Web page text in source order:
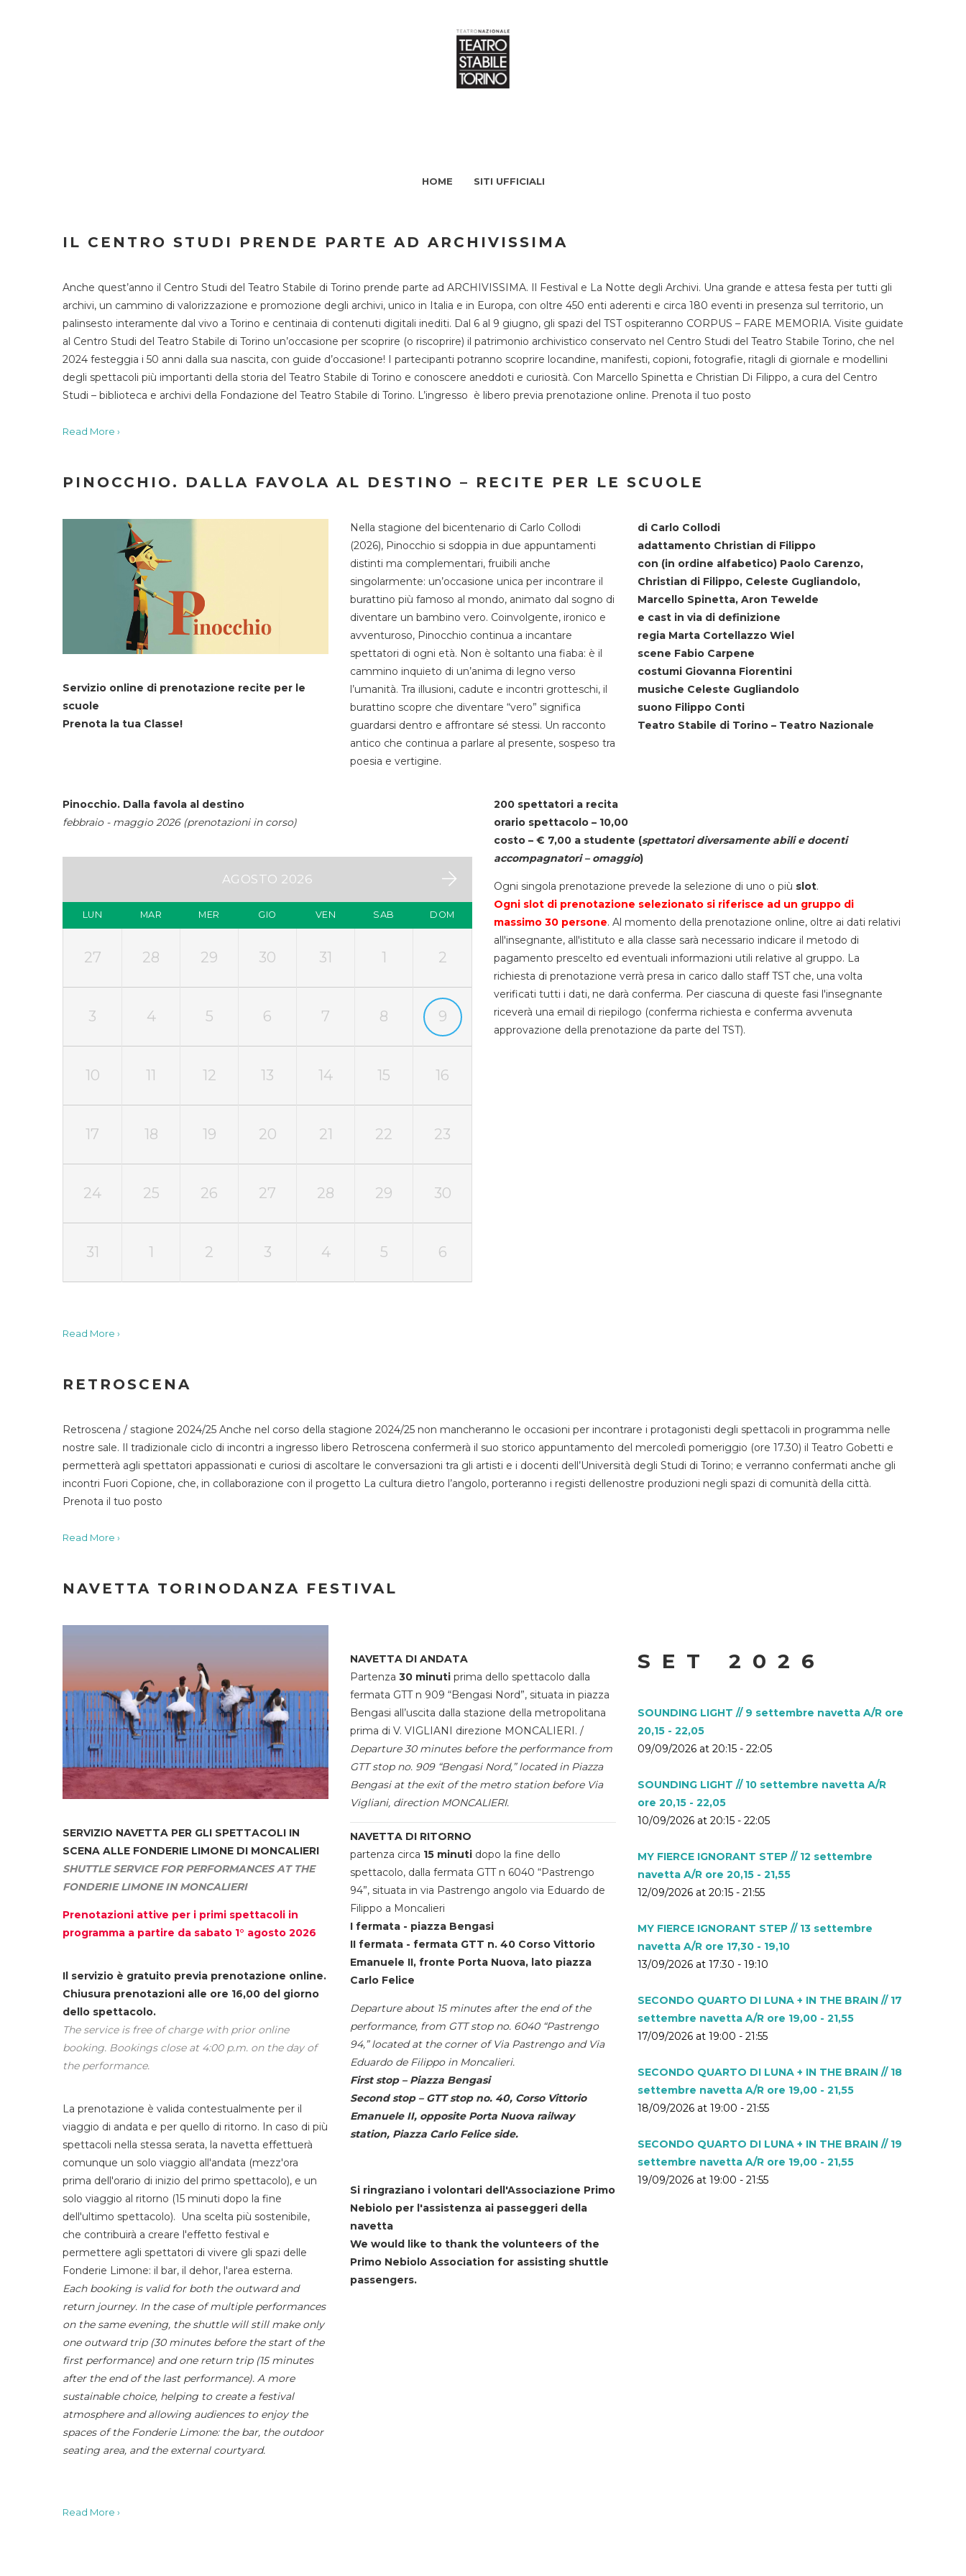
HOME SITI UFFICIALI
IL CENTRO STUDI PRENDE PARTE AD ARCHIVISSIMA
Anche quest’anno il Centro Studi del Teatro Stabile di Torino prende parte ad ARCHIVISSIMA. Il Festival e La Notte degli Archivi. Una grande e attesa festa per tutti gli
archivi, un cammino di valorizzazione e promozione degli archivi, unico in Italia e in Europa, con oltre 450 enti aderenti e circa 180 eventi in presenza sul territorio, un
palinsesto interamente dal vivo a Torino e centinaia di contenuti digitali inediti. Dal 6 al 9 giugno, gli spazi del TST ospiteranno CORPUS – FARE MEMORIA. Visite guidate
al Centro Studi del Teatro Stabile di Torino un’occasione per scoprire (o riscoprire) il patrimonio archivistico conservato nel Centro Studi del Teatro Stabile Torino, che nel
2024 festeggia i 50 anni dalla sua nascita, con guide d’occasione! I partecipanti potranno scoprire locandine, manifesti, copioni, fotografie, ritagli di giornale e modellini
degli spettacoli più importanti della storia del Teatro Stabile di Torino e conoscere aneddoti e curiosità. Con Marcello Spinetta e Christian Di Filippo, a cura del Centro
Studi – biblioteca e archivi della Fondazione del Teatro Stabile di Torino. L’ingresso è libero previa prenotazione online. Prenota il tuo posto
Read More ›
PINOCCHIO. DALLA FAVOLA AL DESTINO – RECITE PER LE SCUOLE
Servizio online di prenotazione recite per le
scuole
Prenota la tua Classe!
Nella stagione del bicentenario di Carlo Collodi
(2026), Pinocchio si sdoppia in due appuntamenti
distinti ma complementari, fruibili anche
singolarmente: un’occasione unica per incontrare il
burattino più famoso al mondo, animato dal sogno di
diventare un bambino vero. Coinvolgente, ironico e
avventuroso, Pinocchio continua a incantare
spettatori di ogni età. Non è soltanto una fiaba: è il
cammino inquieto di un’anima di legno verso
l’umanità. Tra illusioni, cadute e incontri grotteschi, il
burattino scopre che diventare “vero” significa
guardarsi dentro e affrontare sé stessi. Un racconto
antico che continua a parlare al presente, sospeso tra
poesia e vertigine.
di Carlo Collodi
adattamento Christian di Filippo
con (in ordine alfabetico) Paolo Carenzo,
Christian di Filippo, Celeste Gugliandolo,
Marcello Spinetta, Aron Tewelde
e cast in via di definizione
regia Marta Cortellazzo Wiel
scene Fabio Carpene
costumi Giovanna Fiorentini
musiche Celeste Gugliandolo
suono Filippo Conti
Teatro Stabile di Torino – Teatro Nazionale
Pinocchio. Dalla favola al destino
febbraio - maggio 2026 (prenotazioni in corso)
AGOSTO 2026
LUN MAR MER GIO VEN SAB DOM
27 28 29 30 31 1 2
3 4 5 6 7 8 9
10 11 12 13 14 15 16
17 18 19 20 21 22 23
24 25 26 27 28 29 30
31 1 2 3 4 5 6
200 spettatori a recita
orario spettacolo – 10,00
costo – € 7,00 a studente (spettatori diversamente abili e docenti
accompagnatori – omaggio)
Ogni singola prenotazione prevede la selezione di uno o più slot.
Ogni slot di prenotazione selezionato si riferisce ad un gruppo di
massimo 30 persone. Al momento della prenotazione online, oltre ai dati relativi
all'insegnante, all'istituto e alla classe sarà necessario indicare il metodo di
pagamento prescelto ed eventuali informazioni utili relative al gruppo. La
richiesta di prenotazione verrà presa in carico dallo staff TST che, una volta
verificati tutti i dati, ne darà conferma. Per ciascuna di queste fasi l'insegnante
riceverà una email di riepilogo (conferma richiesta e conferma avvenuta
approvazione della prenotazione da parte del TST).
Read More ›
RETROSCENA
Retroscena / stagione 2024/25 Anche nel corso della stagione 2024/25 non mancheranno le occasioni per incontrare i protagonisti degli spettacoli in programma nelle
nostre sale. Il tradizionale ciclo di incontri a ingresso libero Retroscena confermerà il suo storico appuntamento del mercoledì pomeriggio (ore 17.30) il Teatro Gobetti e
permetterà agli spettatori appassionati e curiosi di ascoltare le conversazioni tra gli artisti e i docenti dell’Università degli Studi di Torino; e verranno confermati anche gli
incontri Fuori Copione, che, in collaborazione con il progetto La cultura dietro l’angolo, porteranno i registi dellenostre produzioni negli spazi di comunità della città.
Prenota il tuo posto
Read More ›
NAVETTA TORINODANZA FESTIVAL
SERVIZIO NAVETTA PER GLI SPETTACOLI IN
SCENA ALLE FONDERIE LIMONE DI MONCALIERI
SHUTTLE SERVICE FOR PERFORMANCES AT THE
FONDERIE LIMONE IN MONCALIERI
Prenotazioni attive per i primi spettacoli in
programma a partire da sabato 1° agosto 2026
Il servizio è gratuito previa prenotazione online.
Chiusura prenotazioni alle ore 16,00 del giorno
dello spettacolo.
The service is free of charge with prior online
booking. Bookings close at 4:00 p.m. on the day of
the performance.
La prenotazione è valida contestualmente per il
viaggio di andata e per quello di ritorno. In caso di più
spettacoli nella stessa serata, la navetta effettuerà
comunque un solo viaggio all'andata (mezz'ora
prima dell'orario di inizio del primo spettacolo), e un
solo viaggio al ritorno (15 minuti dopo la fine
dell'ultimo spettacolo). Una scelta più sostenibile,
che contribuirà a creare l'effetto festival e
permettere agli spettatori di vivere gli spazi delle
Fonderie Limone: il bar, il dehor, l'area esterna.
Each booking is valid for both the outward and
return journey. In the case of multiple performances
on the same evening, the shuttle will still make only
one outward trip (30 minutes before the start of the
first performance) and one return trip (15 minutes
after the end of the last performance). A more
sustainable choice, helping to create a festival
atmosphere and allowing audiences to enjoy the
spaces of the Fonderie Limone: the bar, the outdoor
seating area, and the external courtyard.
NAVETTA DI ANDATA
Partenza 30 minuti prima dello spettacolo dalla
fermata GTT n 909 “Bengasi Nord”, situata in piazza
Bengasi all’uscita dalla stazione della metropolitana
prima di V. VIGLIANI direzione MONCALIERI. /
Departure 30 minutes before the performance from
GTT stop no. 909 “Bengasi Nord,” located in Piazza
Bengasi at the exit of the metro station before Via
Vigliani, direction MONCALIERI.
NAVETTA DI RITORNO
partenza circa 15 minuti dopo la fine dello
spettacolo, dalla fermata GTT n 6040 “Pastrengo
94”, situata in via Pastrengo angolo via Eduardo de
Filippo a Moncalieri
I fermata - piazza Bengasi
II fermata - fermata GTT n. 40 Corso Vittorio
Emanuele II, fronte Porta Nuova, lato piazza
Carlo Felice
Departure about 15 minutes after the end of the
performance, from GTT stop no. 6040 “Pastrengo
94,” located at the corner of Via Pastrengo and Via
Eduardo de Filippo in Moncalieri.
First stop – Piazza Bengasi
Second stop – GTT stop no. 40, Corso Vittorio
Emanuele II, opposite Porta Nuova railway
station, Piazza Carlo Felice side.
Si ringraziano i volontari dell'Associazione Primo
Nebiolo per l'assistenza ai passeggeri della
navetta
We would like to thank the volunteers of the
Primo Nebiolo Association for assisting shuttle
passengers.
SET 2026
SOUNDING LIGHT // 9 settembre navetta A/R ore
20,15 - 22,05
09/09/2026 at 20:15 - 22:05
SOUNDING LIGHT // 10 settembre navetta A/R
ore 20,15 - 22,05
10/09/2026 at 20:15 - 22:05
MY FIERCE IGNORANT STEP // 12 settembre
navetta A/R ore 20,15 - 21,55
12/09/2026 at 20:15 - 21:55
MY FIERCE IGNORANT STEP // 13 settembre
navetta A/R ore 17,30 - 19,10
13/09/2026 at 17:30 - 19:10
SECONDO QUARTO DI LUNA + IN THE BRAIN // 17
settembre navetta A/R ore 19,00 - 21,55
17/09/2026 at 19:00 - 21:55
SECONDO QUARTO DI LUNA + IN THE BRAIN // 18
settembre navetta A/R ore 19,00 - 21,55
18/09/2026 at 19:00 - 21:55
SECONDO QUARTO DI LUNA + IN THE BRAIN // 19
settembre navetta A/R ore 19,00 - 21,55
19/09/2026 at 19:00 - 21:55
Read More ›